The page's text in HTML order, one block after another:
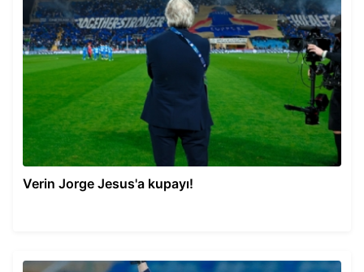
Verin Jorge Jesus'a kupayı!